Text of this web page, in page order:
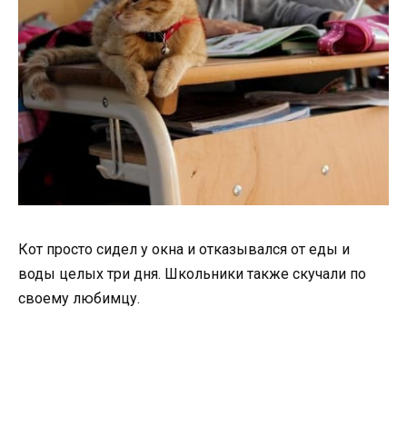
Кот просто сидел у окна и отказывался от еды и
воды целых три дня. Школьники также скучали по
своему любимцу.